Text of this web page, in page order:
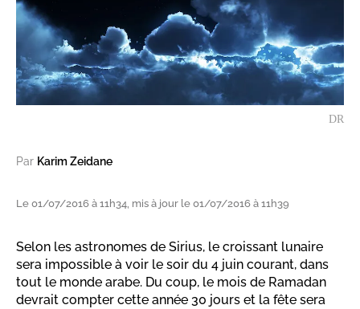
DR
Par Karim Zeidane
Le 01/07/2016 à 11h34, mis à jour le 01/07/2016 à 11h39
Selon les astronomes de Sirius, le croissant lunaire
sera impossible à voir le soir du 4 juin courant, dans
tout le monde arabe. Du coup, le mois de Ramadan
devrait compter cette année 30 jours et la fête sera